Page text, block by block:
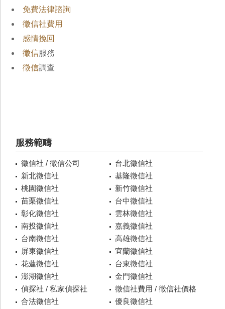
免費法律諮詢
徵信社費用
感情挽回
徵信服務
徵信調查
服務範疇
徵信社 / 徵信公司
台北徵信社
新北徵信社
基隆徵信社
桃園徵信社
新竹徵信社
苗栗徵信社
台中徵信社
彰化徵信社
雲林徵信社
南投徵信社
嘉義徵信社
台南徵信社
高雄徵信社
屏東徵信社
宜蘭徵信社
花蓮徵信社
台東徵信社
澎湖徵信社
金門徵信社
偵探社 / 私家偵探社
徵信社費用 / 徵信社價格
合法徵信社
優良徵信社